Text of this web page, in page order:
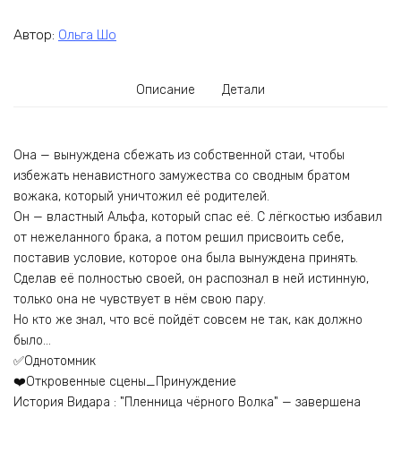
Автор: Ольга Шо
Описание Детали
Она — вынуждена сбежать из собственной стаи, чтобы
избежать ненавистного замужества со сводным братом
вожака, который уничтожил её родителей.
Он — властный Альфа, который спас её. С лёгкостью избавил
от нежеланного брака, а потом решил присвоить себе,
поставив условие, которое она была вынуждена принять.
Сделав её полностью своей, он распознал в ней истинную,
только она не чувствует в нём свою пару.
Но кто же знал, что всё пойдёт совсем не так, как должно
было…
✅Однотомник
❤️Откровенные сцены_Принуждение
История Видара : "Пленница чёрного Волка" — завершена